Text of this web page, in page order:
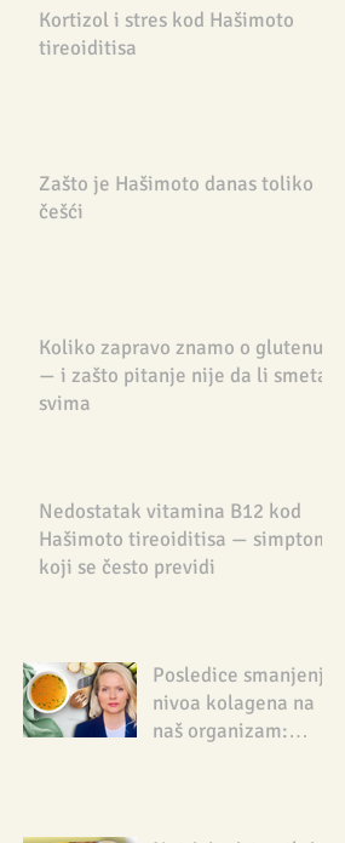
Kortizol i stres kod Hašimoto
tireoiditisa
Zašto je Hašimoto danas toliko
češći
Koliko zapravo znamo o glutenu
— i zašto pitanje nije da li smeta
svima
Nedostatak vitamina B12 kod
Hašimoto tireoiditisa — simptom
koji se često previdi
Posledice smanjenja
nivoa kolagena na
naš organizam: